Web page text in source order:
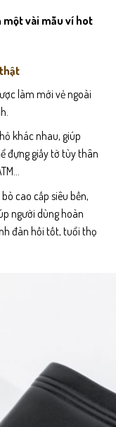
một vài mẫu ví hot
làm mới vẻ ngoài
khác nhau, giúp
đựng giấy tờ tùy thân
cao cấp siêu bền,
người dùng hoàn
đàn hồi tốt, tuổi thọ